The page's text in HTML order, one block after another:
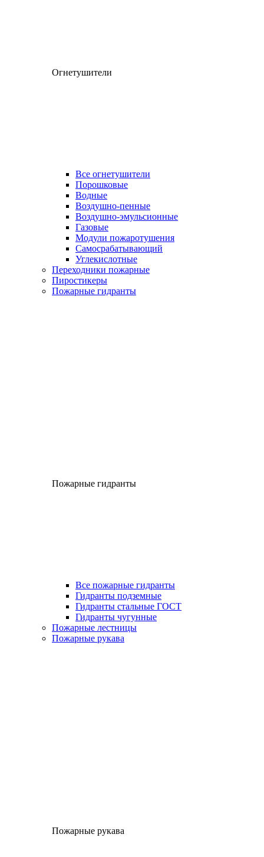
Огнетушители
Все огнетушители
Порошковые
Водные
Воздушно-пенные
Воздушно-эмульсионные
Газовые
Модули пожаротушения
Самосрабатывающий
Углекислотные
Переходники пожарные
Пиростикеры
Пожарные гидранты
Пожарные гидранты
Все пожарные гидранты
Гидранты подземные
Гидранты стальные ГОСТ
Гидранты чугунные
Пожарные лестницы
Пожарные рукава
Пожарные рукава